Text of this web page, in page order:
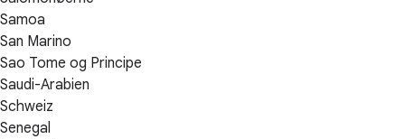
Samoa
San Marino
Sao Tome og Principe
Saudi-Arabien
Schweiz
Senegal